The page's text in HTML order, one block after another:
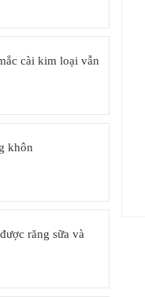
cài kim loại vẫn
khôn
răng sữa và